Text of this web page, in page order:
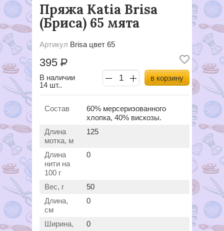
Пряжа Katia Brisa
(Бриса) 65 мята
Артикул Brisa цвет 65
395Р
В наличии
14 шт..
в корзину
Состав
60% мерсеризованного
хлопка, 40% вискозы.
Длина
мотка, м
125
Длина
нити на
100 г
0
Вес, г
50
Длина,
см
0
Ширина,
0